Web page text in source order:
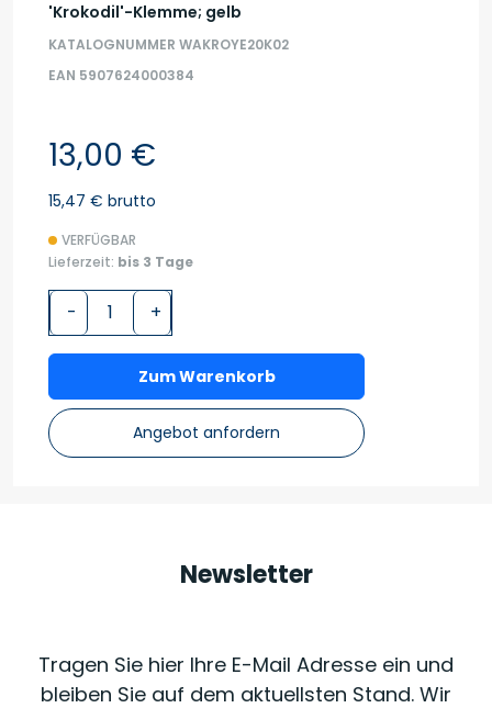
'Krokodil'-Klemme; gelb
KATALOGNUMMER WAKROYE20K02
EAN 5907624000384
13,00 €
15,47 € brutto
VERFÜGBAR
Lieferzeit: bis 3 Tage
- +
Zum Warenkorb
Angebot anfordern
Newsletter
Tragen Sie hier Ihre E-Mail Adresse ein und
bleiben Sie auf dem aktuellsten Stand. Wir